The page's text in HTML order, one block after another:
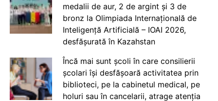
medalii de aur, 2 de argint și 3 de
bronz la Olimpiada Internațională de
Inteligență Artificială – IOAI 2026,
desfășurată în Kazahstan
Încă mai sunt școli în care consilierii
școlari își desfășoară activitatea prin
biblioteci, pe la cabinetul medical, pe
holuri sau în cancelarii, atrage atenția